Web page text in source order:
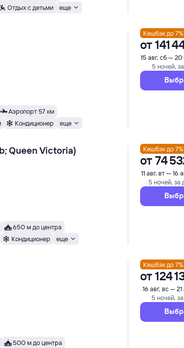
Отдых с детьми еще
Аэропорт 57 км
Кондиционер еще
Кешбэк до 7%
от141
15 авг, сб — 20
5 ночей,
Queen Victoria)
650 м до центра
Кондиционер еще
Кешбэк до 7%
от74
11 авг, вт — 16
5 ночей, за
500 м до центра
Кешбэк до 7%
от124
16 авг, вс — 21
5 ночей,